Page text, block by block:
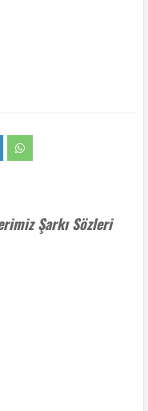
Şarkı Sözleri